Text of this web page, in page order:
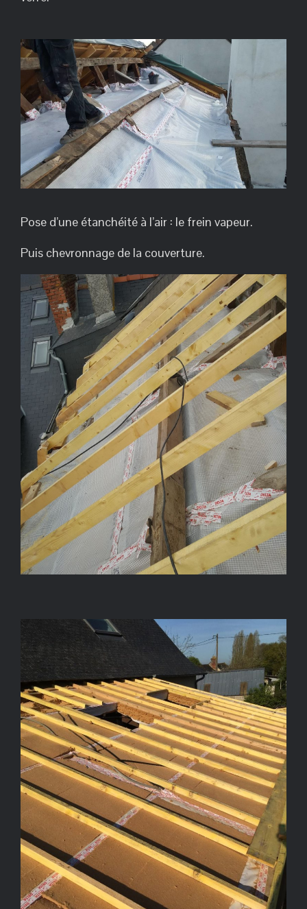
Pose d’une étanchéité à l’air : le frein vapeur.
Puis chevronnage de la couverture.